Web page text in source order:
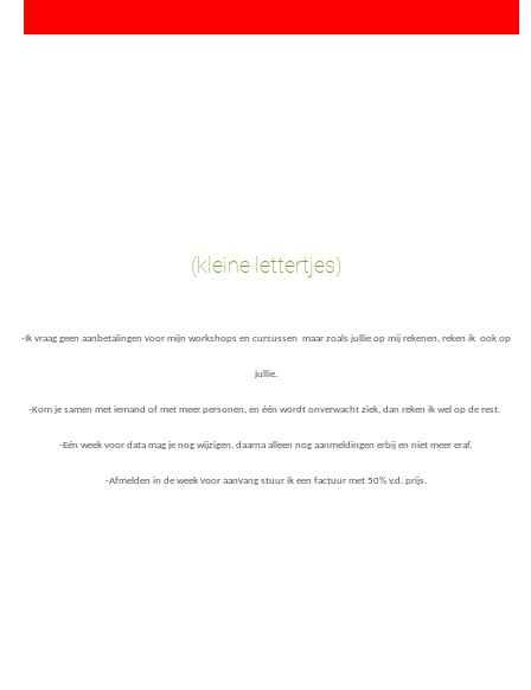
(kleine lettertjes)
-Ik vraag geen aanbetalingen voor mijn workshops en cursussen maar zoals jullie op mij rekenen, reken ik ook op
jullie.
-Kom je samen met iemand of met meer personen, en één wordt onverwacht ziek, dan reken ik wel op de rest.
-Eén week voor data mag je nog wijzigen, daarna alleen nog aanmeldingen erbij en niet meer eraf.
-Afmelden in de week voor aanvang stuur ik een factuur met 50% v.d. prijs.